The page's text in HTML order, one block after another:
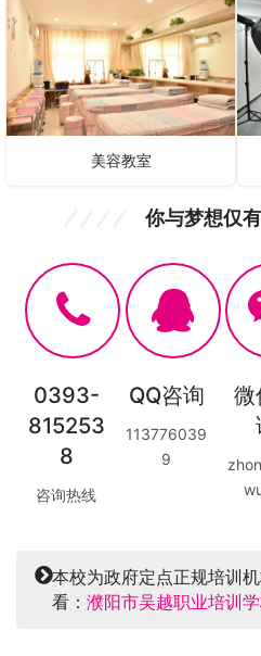
美容教室
你与梦想仅
0393-
815253
8
咨询热线
QQ咨询
113776039
9
微
本校为政府定点正规培训
看： 濮阳市吴越职业培训